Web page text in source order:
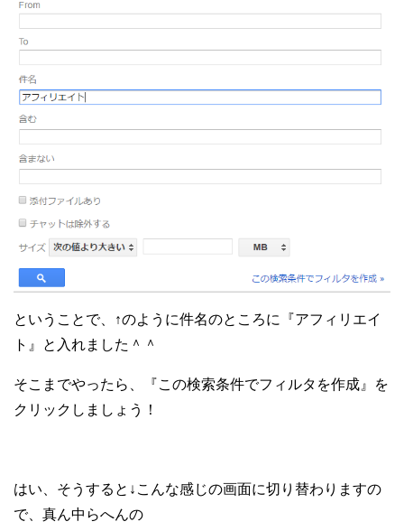
ということで、↑のように件名のところに『アフィリエイ
ト』と入れました＾＾
そこまでやったら、『この検索条件でフィルタを作成』を
クリックしましょう！
はい、そうすると↓こ んな感じの画面に切り替わりますの
で、真ん中らへんの